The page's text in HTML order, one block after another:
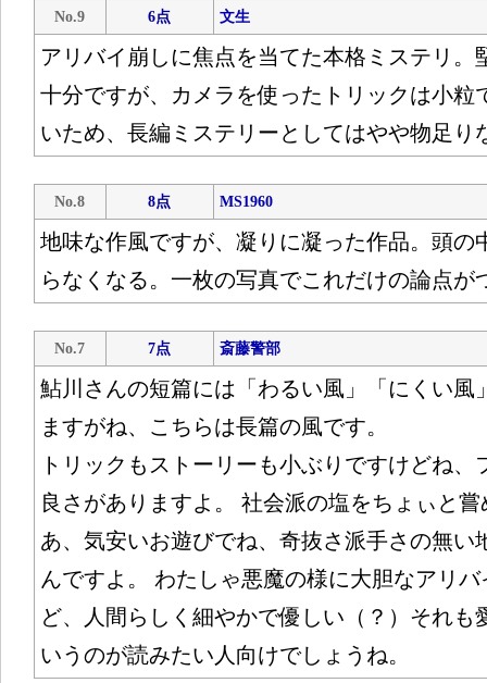
No.9 6点 文生
アリバイ崩しに焦点を当てた本格ミステリ。
十分ですが、カメラを使ったトリックは小粒
いため、長編ミステリーとしてはやや物足り
No.8 8点 MS1960
地味な作風ですが、凝りに凝った作品。頭の
らなくなる。一枚の写真でこれだけの論点が
No.7 7点 斎藤警部
鮎川さんの短篇には「わるい風」「にくい風
ますがね、こちらは長篇の風です。
トリックもストーリーも小ぶりですけどね
良さがありますよ。 社会派の塩をちょぃと
あ、気安いお遊びでね、奇抜さ派手さの無い
んですよ。 わたしゃ悪魔の様に大胆なアリ
ど、人間らしく細やかで優しい（？）それも
いうのが読みたい人向けでしょうね。